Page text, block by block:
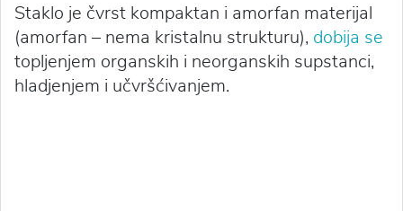
Staklo je čvrst kompaktan i amorfan materijal
(amorfan – nema kristalnu strukturu), dobija se
topljenjem organskih i neorganskih supstanci,
hladjenjem i učvršćivanjem.